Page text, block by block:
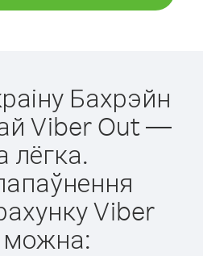
Бахрэйн
Viber Out —
лёгка.
Viber